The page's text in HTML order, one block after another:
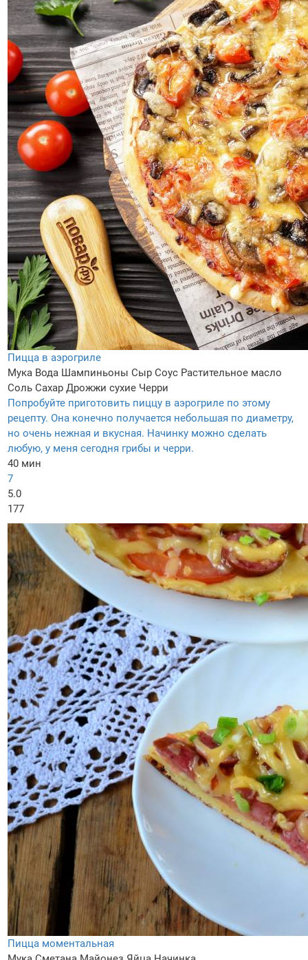
Пицца в аэрогриле
Мука Вода Шампиньоны Сыр Соус Растительное масло
Соль Сахар Дрожжи сухие Черри
Попробуйте приготовить пиццу в аэрогриле по этому
рецепту. Она конечно получается небольшая по диаметру,
но очень нежная и вкусная. Начинку можно сделать
любую, у меня сегодня грибы и черри.
40 мин
7
5.0
177
Пицца моментальная